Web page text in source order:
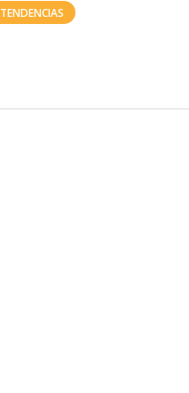
TENDENCIAS